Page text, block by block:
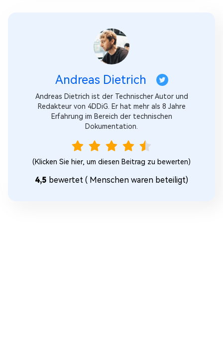
Andreas Dietrich
Andreas Dietrich ist der Technischer Autor und
Redakteur von 4DDiG. Er hat mehr als 8 Jahre
Erfahrung im Bereich der technischen
Dokumentation.
(Klicken Sie hier, um diesen Beitrag zu bewerten)
4,5 bewertet ( Menschen waren beteiligt)